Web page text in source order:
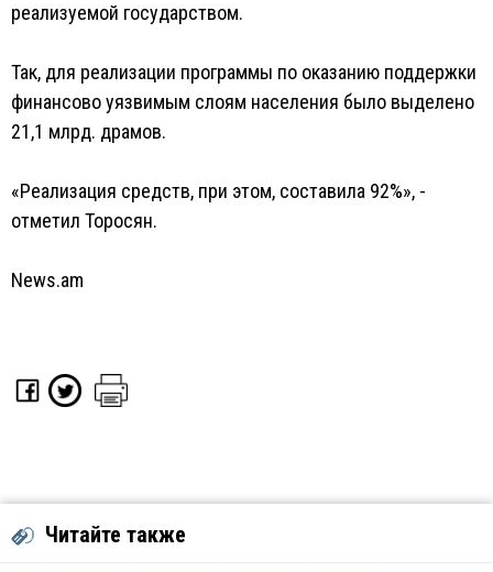
реализуемой государством.
Так, для реализации программы по оказанию поддержки
финансово уязвимым слоям населения было выделено
21,1 млрд. драмов.
«Реализация средств, при этом, составила 92%», -
отметил Торосян.
News.am
Читайте также